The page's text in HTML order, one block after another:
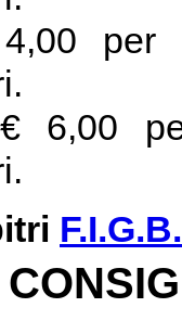
4,00
€ 6,00
F.I.G.B.